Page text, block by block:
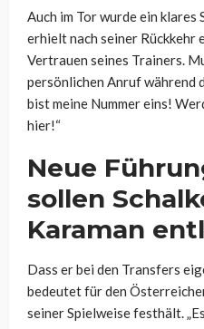
Auch im Tor wurde ein
erhielt nach seiner Rückkehr
Vertrauen seines Trainers.
persönlichen Anruf während
bist meine Nummer eins!
hier!“
Neue
sollen
Karaman
Dass er bei den Transfers
bedeutet für den
seiner Spielweise festhält.